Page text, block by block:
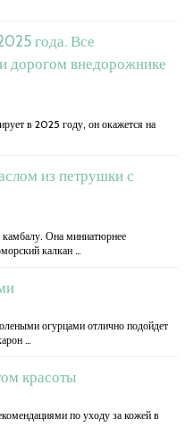
года. Все
дорогом внедорожнике
в 2025 году, он окажется на
из петрушки с
Она миниатюрнее
калкан …
огурцами отлично подойдет
…
красоты
по уходу за кожей в